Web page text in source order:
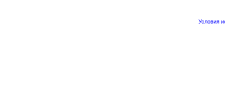
Условия